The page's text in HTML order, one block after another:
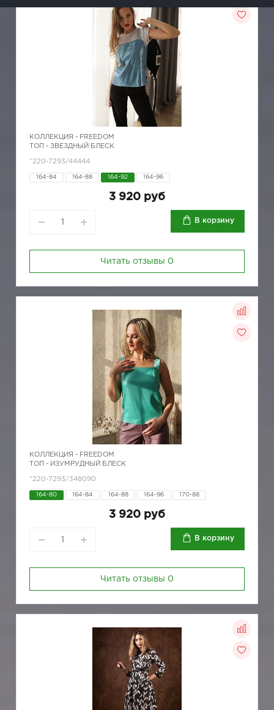
КОЛЛЕКЦИЯ - FREEDOM
ТОП - ЗВЕЗДНЫЙ БЛЕСК
*220-7293/44444
164-84 164-88 164-92 164-96
3 920 руб
В корзину
Читать отзывы 0
КОЛЛЕКЦИЯ - FREEDOM
ТОП - ИЗУМРУДНЫЙ БЛЕСК
*220-7293/348090
164-80 164-84 164-88 164-96 170-88
3 920 руб
В корзину
Читать отзывы 0